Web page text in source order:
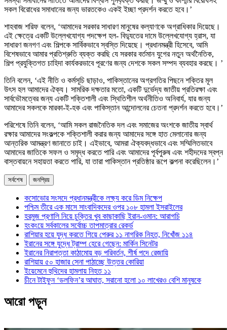
সকল বিরোধের সমাধানের জন্য ভারতকেও একই ইচ্ছা প্রদর্শন করতে হবে।’
শাহবাজ শরিফ বলেন, ‘আমাদের সরকার সাধারণ মানুষের কল্যাণকে অগ্রাধিকার দিয়েছে।
এই ক্ষেত্রে একটি উল্লেখযোগ্য পদক্ষেপ হল- বিদ্যুতের দামে উল্লেখযোগ্য হ্রাস, যা
সাধারণ জনগণ এবং শিল্পকে সার্বিকভাবে স্বস্তি দিয়েছে। প্রধানমন্ত্রী হিসেবে, আমি
বিশেষভাবে আমার প্রতিশ্রুতি ব্যক্ত করছি যে সরকার বর্তমান যুগের নতুন অর্থনৈতিক,
শিল্প প্রযুক্তিগত চাহিদা কার্যকরভাবে পূরণের জন্য দেশকে সকল সম্পদ ব্যবহার করছে। ’
তিনি বলেন, ‘এই নীতি ও কর্মসূচি ছাড়াও, পাকিস্তানের অগ্রগতির পিছনে শক্তির মূল
উৎস হল আমাদের ঐক্য। সামরিক দক্ষতার মতো, একটি দুর্ভেদ্য জাতীয় প্রতিরক্ষা এবং
সার্বভৌমত্বের জন্য একটি শক্তিশালী এবং স্থিতিশীল অর্থনীতিও অনিবার্য, যার জন্য
আমাদের সকলকে মারকা-ই-হক এবং পাকিস্তান আন্দোলনের চেতনা প্রদর্শন করতে হবে।’
পরিশেষে তিনি বলেন, ‘আমি সকল রাজনৈতিক দল এবং সমাজের অংশকে জাতীয় স্বার্থ
রক্ষার আমাদের সংকল্পকে শক্তিশালী করার জন্য আমাদের সঙ্গে হাত মেলানোর জন্য
আন্তরিক আমন্ত্রণ জানাতে চাই। এইভাবে, আমরা ঐক্যবদ্ধভাবে এবং সম্মিলিতভাবে
আমাদের জাতিকে সফল ও সমৃদ্ধ করতে পারি এবং আমাদের পূর্বপুরুষ এবং শহীদদের স্বপ্ন
বাস্তবায়নে সহায়তা করতে পারি, যা তারা পাকিস্তান প্রতিষ্ঠার রূপে কল্পনা করেছিলেন।’
সর্বশেষ জনপ্রিয়
কসোভোর সংসদে প্রধানমন্ত্রীকে লক্ষ্য করে ডিম নিক্ষেপ
পশ্চিম তীরে এক মাসে সাংবাদিকদের ওপর ১০৮ হামলা ইসরাইলের
হরমুজ প্রণালি নিয়ে চুক্তির খুব কাছাকাছি ইরান-ওমান: আরাগচি
হংকংয়ে সর্বকালের সর্বোচ্চ তাপমাত্রার রেকর্ড
রাশিয়ার হয়ে যুদ্ধ করতে গিয়ে পেরুর ১১ নাগরিক নিহত, নিখোঁজ ১১৪
ইরানের সঙ্গে যুদ্ধে ট্রাম্প হেরে গেছেন: মার্কিন সিনেটর
ইরানের নিরাপত্তা কাঠামোয় বড় পরিবর্তন, শীর্ষ পদে রেজায়ি
রাশিয়ায় ৫০ হাজার সেনা পাঠাচ্ছে উত্তর কোরিয়া
ইয়েমেনে হুথিদের হামলায় নিহত ১১
চীনে টাইফুন ‘ডলফিন’র আঘাত, সরানো হলো ১০ লাখেরও বেশি মানুষকে
আরো পড়ুন